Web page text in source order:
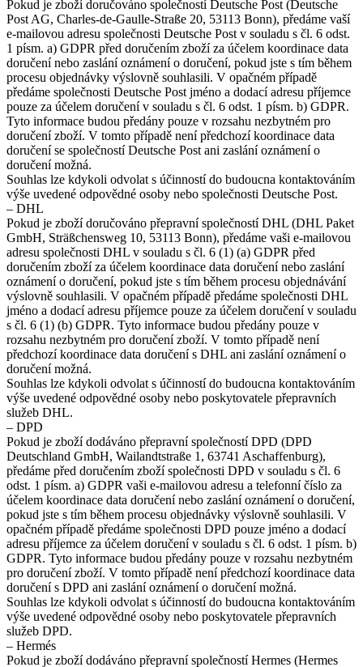
Pokud je zboží doručováno společností Deutsche Post (Deutsche
Post AG, Charles-de-Gaulle-Straße 20, 53113 Bonn), předáme vaší
e-mailovou adresu společnosti Deutsche Post v souladu s čl. 6 odst.
1 písm. a) GDPR před doručením zboží za účelem koordinace data
doručení nebo zaslání oznámení o doručení, pokud jste s tím během
procesu objednávky výslovně souhlasili. V opačném případě
předáme společnosti Deutsche Post jméno a dodací adresu příjemce
pouze za účelem doručení v souladu s čl. 6 odst. 1 písm. b) GDPR.
Tyto informace budou předány pouze v rozsahu nezbytném pro
doručení zboží. V tomto případě není předchozí koordinace data
doručení se společností Deutsche Post ani zaslání oznámení o
doručení možná.
Souhlas lze kdykoli odvolat s účinností do budoucna kontaktováním
výše uvedené odpovědné osoby nebo společnosti Deutsche Post.
– DHL
Pokud je zboží doručováno přepravní společností DHL (DHL Paket
GmbH, Sträßchensweg 10, 53113 Bonn), předáme vaši e-mailovou
adresu společnosti DHL v souladu s čl. 6 (1) (a) GDPR před
doručením zboží za účelem koordinace data doručení nebo zaslání
oznámení o doručení, pokud jste s tím během procesu objednávání
výslovně souhlasili. V opačném případě předáme společnosti DHL
jméno a dodací adresu příjemce pouze za účelem doručení v souladu
s čl. 6 (1) (b) GDPR. Tyto informace budou předány pouze v
rozsahu nezbytném pro doručení zboží. V tomto případě není
předchozí koordinace data doručení s DHL ani zaslání oznámení o
doručení možná.
Souhlas lze kdykoli odvolat s účinností do budoucna kontaktováním
výše uvedené odpovědné osoby nebo poskytovatele přepravních
služeb DHL.
– DPD
Pokud je zboží dodáváno přepravní společností DPD (DPD
Deutschland GmbH, Wailandtstraße 1, 63741 Aschaffenburg),
předáme před doručením zboží společnosti DPD v souladu s čl. 6
odst. 1 písm. a) GDPR vaši e-mailovou adresu a telefonní číslo za
účelem koordinace data doručení nebo zaslání oznámení o doručení,
pokud jste s tím během procesu objednávky výslovně souhlasili. V
opačném případě předáme společnosti DPD pouze jméno a dodací
adresu příjemce za účelem doručení v souladu s čl. 6 odst. 1 písm. b)
GDPR. Tyto informace budou předány pouze v rozsahu nezbytném
pro doručení zboží. V tomto případě není předchozí koordinace data
doručení s DPD ani zaslání oznámení o doručení možná.
Souhlas lze kdykoli odvolat s účinností do budoucna kontaktováním
výše uvedené odpovědné osoby nebo poskytovatele přepravních
služeb DPD.
– Hermés
Pokud je zboží dodáváno přepravní společností Hermes (Hermes